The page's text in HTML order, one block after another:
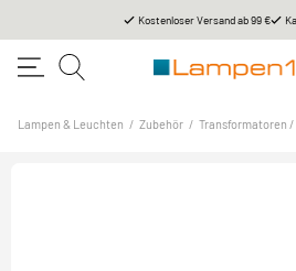
Kostenloser Versand ab 99 €
Lampen & Leuchten / Zubehör / Transformatoren /